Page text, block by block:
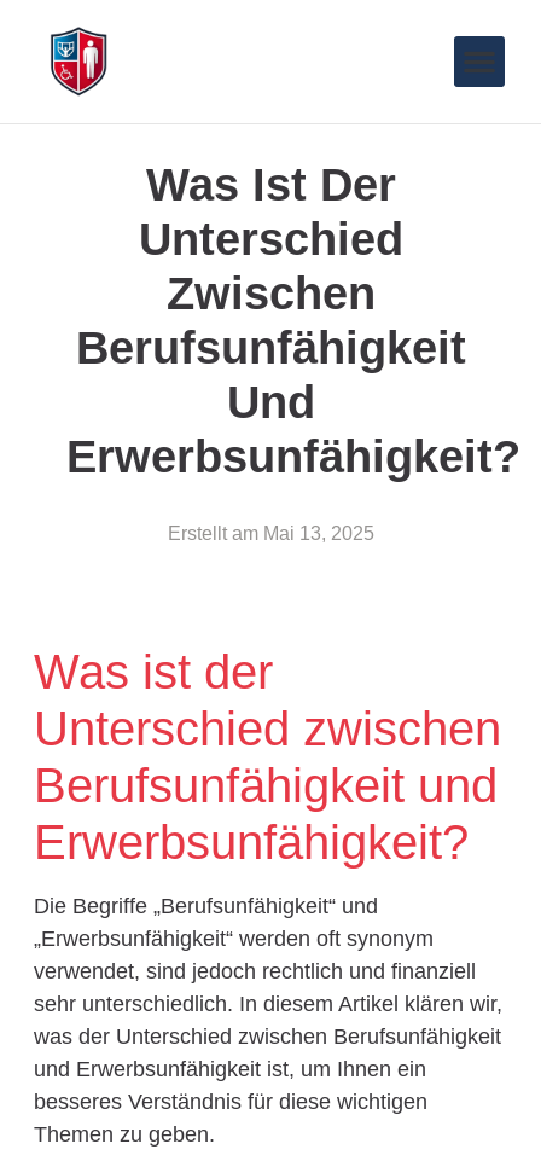
Was Ist Der
Unterschied
Zwischen
Berufsunfähigkeit
Und
Erwerbsunfähigkeit?
Erstellt am Mai 13, 2025
Was ist der
Unterschied zwischen
Berufsunfähigkeit und
Erwerbsunfähigkeit?
Die Begriffe „Berufsunfähigkeit“ und
„Erwerbsunfähigkeit“ werden oft synonym
verwendet, sind jedoch rechtlich und finanziell
sehr unterschiedlich. In diesem Artikel klären wir,
was der Unterschied zwischen Berufsunfähigkeit
und Erwerbsunfähigkeit ist, um Ihnen ein
besseres Verständnis für diese wichtigen
Themen zu geben.